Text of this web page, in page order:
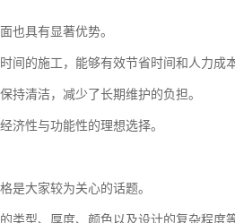
也具有显著优势。
间的施工，能够有效节省时间和人力成本
持清洁，减少了长期维护的负担。
济性与功能性的理想选择。
是大家较为关心的话题。
类型、厚度、颜色以及设计的复杂程度等